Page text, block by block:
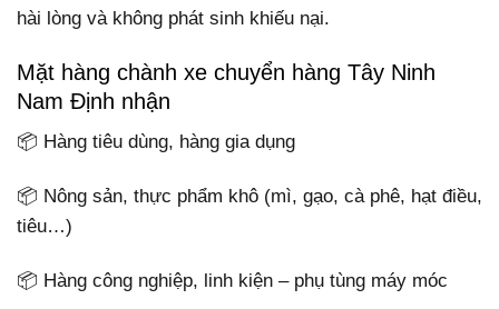
hài lòng và không phát sinh khiếu nại.
Mặt hàng chành xe chuyển hàng Tây Ninh
Nam Định nhận
📦 Hàng tiêu dùng, hàng gia dụng
📦 Nông sản, thực phẩm khô (mì, gạo, cà phê, hạt điều,
tiêu…)
📦 Hàng công nghiệp, linh kiện – phụ tùng máy móc